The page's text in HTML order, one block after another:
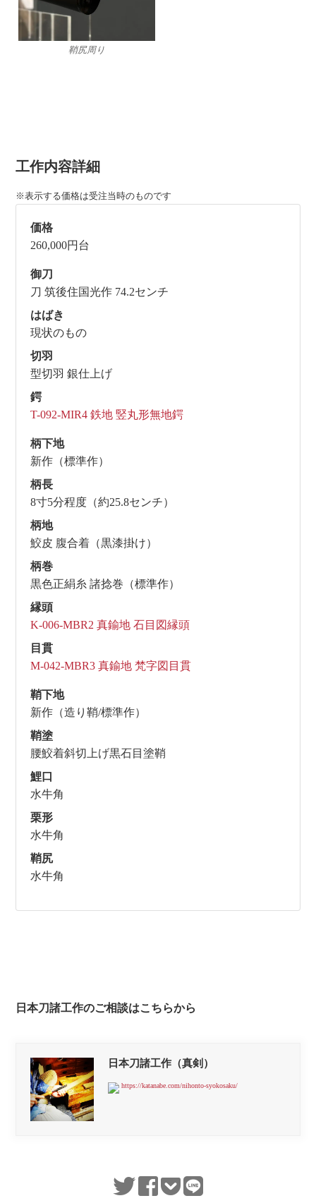
鞘尻周り
工作内容詳細
※表示する価格は受注当時のものです
価格
260,000円台
御刀
刀 筑後住国光作 74.2センチ
はばき
現状のもの
切羽
型切羽 銀仕上げ
鍔
T-092-MIR4 鉄地 竪丸形無地鍔
柄下地
新作（標準作）
柄長
8寸5分程度（約25.8センチ）
柄地
鮫皮 腹合着（黒漆掛け）
柄巻
黒色正絹糸 諸捻巻（標準作）
縁頭
K-006-MBR2 真鍮地 石目図縁頭
目貫
M-042-MBR3 真鍮地 梵字図目貫
鞘下地
新作（造り鞘/標準作）
鞘塗
腰鮫着斜切上げ黒石目塗鞘
鯉口
水牛角
栗形
水牛角
鞘尻
水牛角
日本刀諸工作のご相談はこちらから
日本刀諸工作（真剣）
https://katanabe.com/nihonto-syokosaku/